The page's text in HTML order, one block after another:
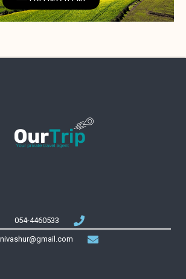
054-4460533
nivashur@gmail.com